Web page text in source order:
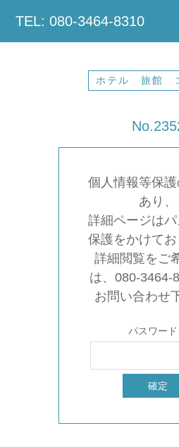
TEL: 080-3464-8310
ホテル 旅館
個人情報等保護
あり、
詳細ページは
保護をかけてお
詳細閲覧をご
は、080-3464-
お問い合わせ
パスワード